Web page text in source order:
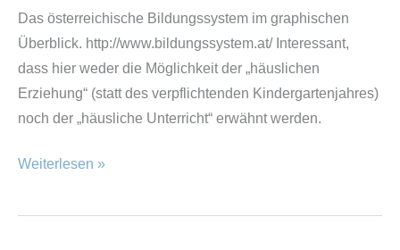
Das österreichische Bildungssystem im graphischen
Überblick. http://www.bildungssystem.at/ Interessant,
dass hier weder die Möglichkeit der „häuslichen
Erziehung“ (statt des verpflichtenden Kindergartenjahres)
noch der „häusliche Unterricht“ erwähnt werden.
Weiterlesen »